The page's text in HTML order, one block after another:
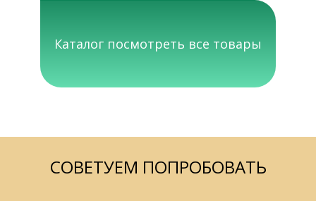
Каталог посмотреть все товары
СОВЕТУЕМ ПОПРОБОВАТЬ